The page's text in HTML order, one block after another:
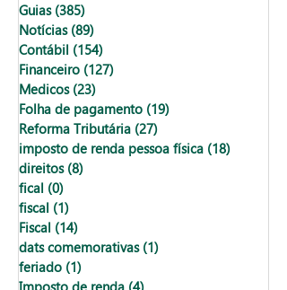
Guias (385)
Notícias (89)
Contábil (154)
Financeiro (127)
Medicos (23)
Folha de pagamento (19)
Reforma Tributária (27)
imposto de renda pessoa física (18)
direitos (8)
fical (0)
fiscal (1)
Fiscal (14)
dats comemorativas (1)
feriado (1)